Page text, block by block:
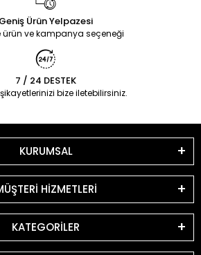
Geniş Ürün Yelpazesi
ürün ve kampanya seçeneği
7 / 24 DESTEK
bize iletebilirsiniz.
KURUMSAL
HİZMETLERİ
KATEGORİLER